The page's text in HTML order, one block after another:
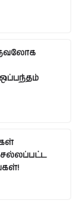
ஒப்பந்தம்